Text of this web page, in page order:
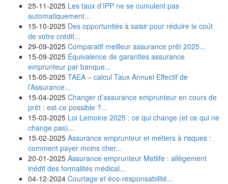
25-11-2025 Les taux d’IPP ne se cumulent pas
automatiquement...
15-10-2025 Des opportunités à saisir pour réduire le coût
de votre crédit...
29-09-2025 Comparatif meilleur assurance prêt 2025...
15-09-2025 Équivalence de garanties assurance
emprunteur par banque...
15-05-2025 TAEA – calcul Taux Annuel Effectif de
l’Assurance...
15-04-2025 Changer d’assurance emprunteur en cours de
prêt : est-ce possible ?...
15-03-2025 Loi Lemoine 2025 : ce qui change (et ce qui ne
change pas)...
15-02-2025 Assurance emprunteur et métiers à risques :
comment payer moins cher...
20-01-2025 Assurance emprunteur Metlife : allègement
inédit des formalités médical...
04-12-2024 Courtage et éco-responsabilité...